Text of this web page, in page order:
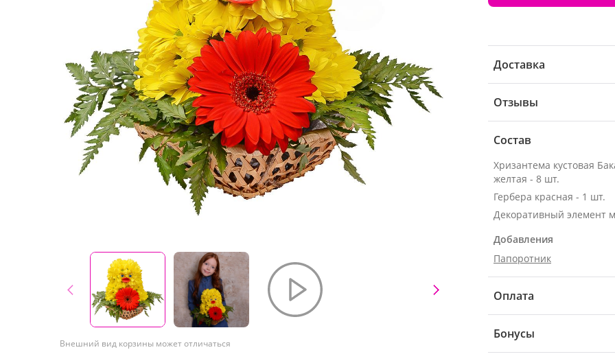
Внешний вид корзины может отличаться
Доставка
Отзывы
Состав
Хризантема кустовая
желтая - 8 шт.
Гербера красная - 1 шт.
Декоративный элемент
Добавления
Папоротник
Оплата
Бонусы